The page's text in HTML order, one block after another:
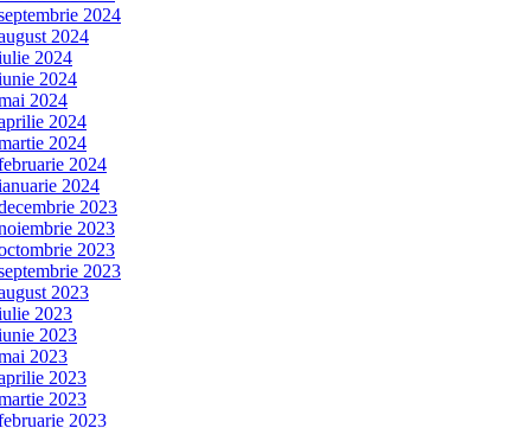
2024
2024
2024
2024
2024
2024
2024
2024
2024
2023
2023
2023
2023
2023
2023
2023
2023
2023
2023
2023